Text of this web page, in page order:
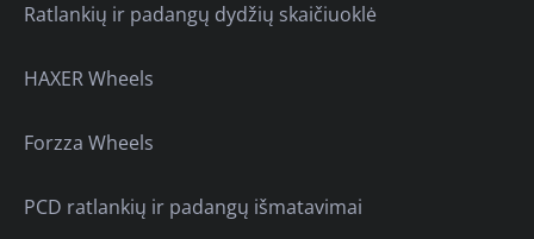
Ratlankių ir padangų dydžių skaičiuoklė
HAXER Wheels
Forzza Wheels
PCD ratlankių ir padangų išmatavimai